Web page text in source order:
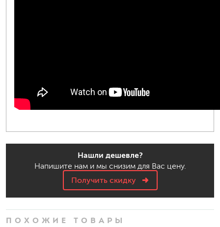
Нашли дешевле?
Напишите нам и мы снизим для Вас цену.
Получить скидку
ПОХОЖИЕ ТОВАРЫ